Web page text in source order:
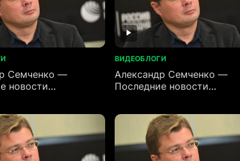
Семченко —
новости
ВИДЕОБЛОГИ
Александр Семченко —
Последние новости